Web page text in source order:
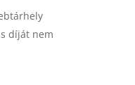
díját nem